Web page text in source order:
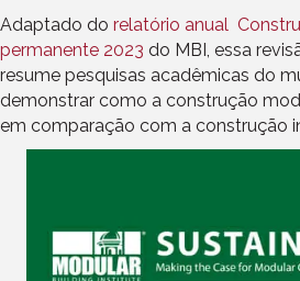
Adaptado do relatório anual
permanente 2023 do MBI, essa
resume pesquisas acadêmicas do
demonstrar como a construção
em comparação com a construção